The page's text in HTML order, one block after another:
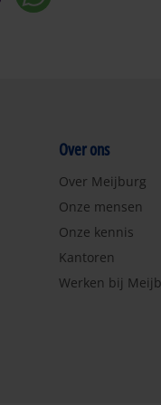
Over ons
Over Meijburg
Onze mensen
Onze kennis
Kantoren
Werken bij